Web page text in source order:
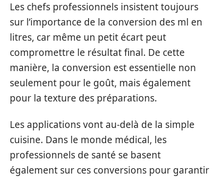
Les chefs professionnels insistent toujours
sur l’importance de la conversion des ml en
litres, car même un petit écart peut
compromettre le résultat final. De cette
manière, la conversion est essentielle non
seulement pour le goût, mais également
pour la texture des préparations.
Les applications vont au-delà de la simple
cuisine. Dans le monde médical, les
professionnels de santé se basent
également sur ces conversions pour garantir